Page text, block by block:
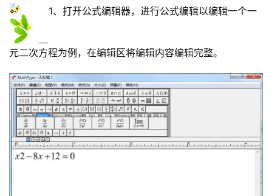
1、打开公式编辑器，进行公式编辑以编辑一个一
元二次方程为例，在编辑区将编辑内容编辑完整。